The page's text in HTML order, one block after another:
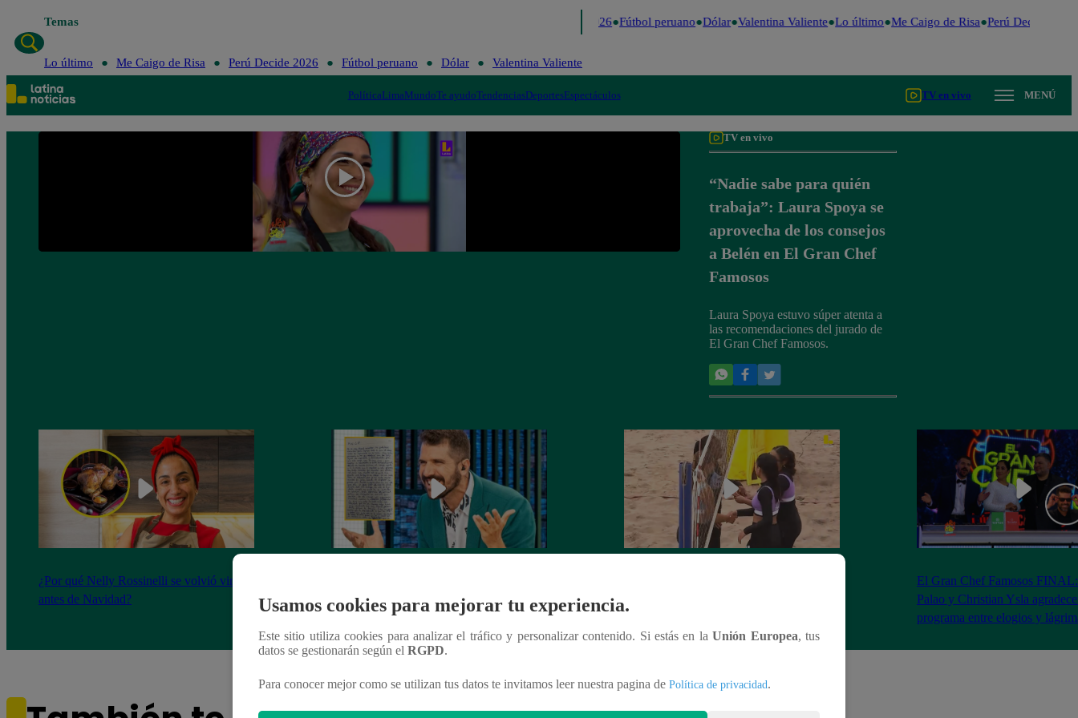
Temas Perú Decide 2026 Fútbol peruano Dólar Valentina Valiente Lo último Me Caigo de Risa Perú Decide 2026
Lo último Me Caigo de Risa Perú Decide 2026 Fútbol peruano Dólar Valentina Valiente
PolíticaLimaMundoTe ayudoTendenciasDeportesEspectáculos TV en vivo MENÚ
TV en vivo
“Nadie sabe para quién
trabaja”: Laura Spoya se
aprovecha de los consejos
a Belén en El Gran Chef
Famosos
Laura Spoya estuvo súper atenta a
las recomendaciones del jurado de
El Gran Chef Famosos.
¿Por qué Nelly Rossinelli se volvió viral
antes de Navidad?
conmovió a los fans de “El Gran Chef”
El Gran Chef Famosos
Palao y Christian Ysla
programa entre elogios y
Usamos cookies para mejorar tu experiencia.
Este sitio utiliza cookies para analizar el tráfico y personalizar contenido. Si estás en laUnión Europea, tus
datos se gestionarán según el RGPD.
Para conocer mejor como se utilizan tus datos te invitamos leer nuestra pagina de Política de privacidad.